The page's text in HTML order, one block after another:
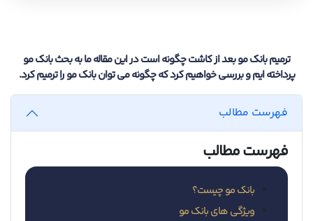
ترمیم بانک مو بعد از کاشت چگونه است در این مقاله ما به بحث بانک مو
پرداخته ایم و بررسی خواهیم کرد که چگونه می توان بانک مو را ترمیم کرد.
فهرست مطالب
فهرست مطالب
بانک مو چیست؟
ویژگی های بانک مو